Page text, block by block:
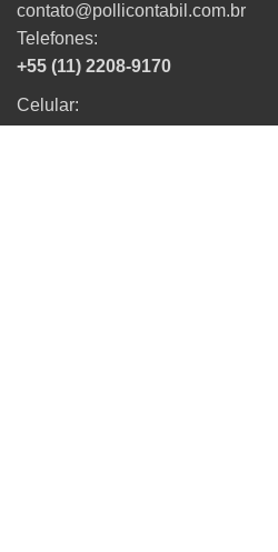
contato@pollicontabil.com.br
Telefones:
+55 (11) 2208-9170
Celular: